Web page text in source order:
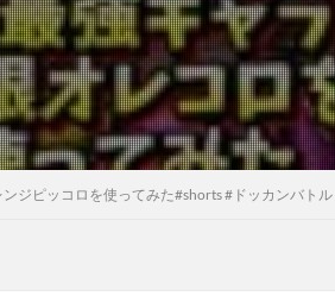
ジピッコロを使ってみた#shorts #ドッカンバトル